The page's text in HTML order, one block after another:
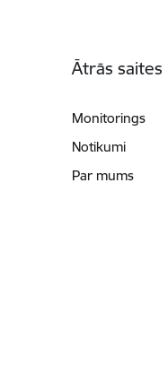
Ātrās saites
Monitorings
Notikumi
Par mums